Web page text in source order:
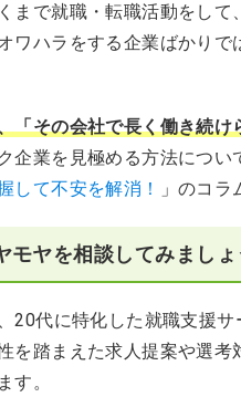
まで就職・転職活動をし
ワハラをする企業ばかり
「その会社で長く働き続
企業を見極める方法につい
して不安を解消！
」のコラ
モヤを相談してみましょ
20代に特化した就職支援
を踏まえた求人提案や選
す。